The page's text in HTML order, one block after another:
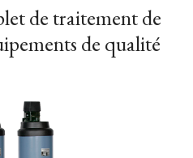
de traitement de
de qualité